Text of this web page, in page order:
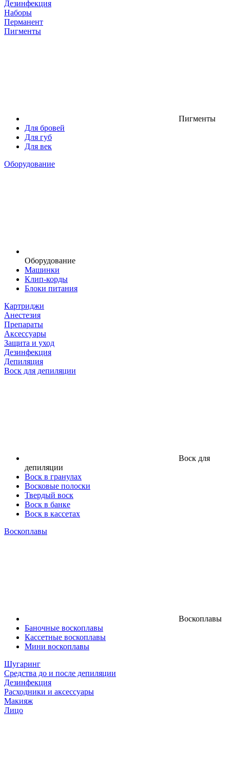
Дезинфекция
Наборы
Перманент
Пигменты
Пигменты
Для бровей
Для губ
Для век
Оборудование
Оборудование
Машинки
Клип-корды
Блоки питания
Картриджи
Анестезия
Препараты
Аксессуары
Защита и уход
Дезинфекция
Депиляция
Воск для депиляции
Воск для
депиляции
Воск в гранулах
Восковые полоски
Твердый воск
Воск в банке
Воск в кассетах
Воскоплавы
Воскоплавы
Баночные воскоплавы
Кассетные воскоплавы
Мини воскоплавы
Шугаринг
Средства до и после депиляции
Дезинфекция
Расходники и аксессуары
Макияж
Лицо